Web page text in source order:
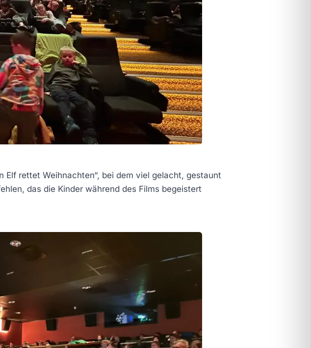
Elf rettet Weihnachten“, bei dem viel gelacht, gestaunt
das die Kinder während des Films begeistert